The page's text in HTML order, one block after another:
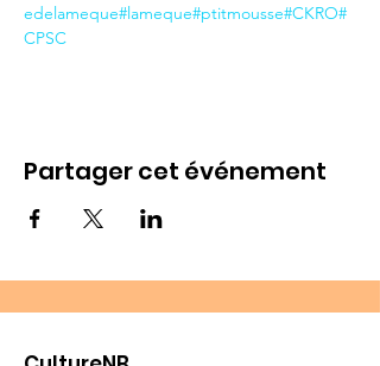
edelameque#lameque#ptitmousse#CKRO#
CPSC
Partager cet événement